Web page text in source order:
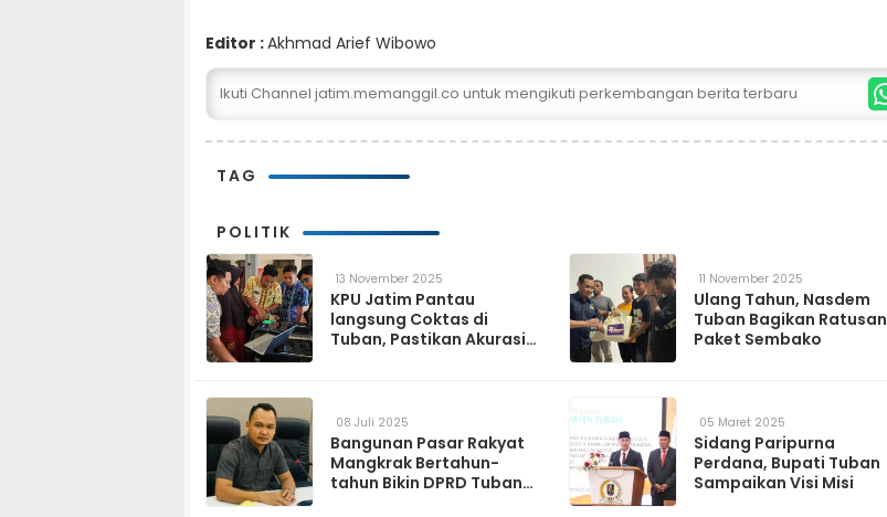
Editor :Akhmad Arief Wibowo
Ikuti Channel jatim.memanggil.co untuk mengikuti perkembangan berita terbaru
TAG
POLITIK
13 November 2025
KPU Jatim Pantau
langsung Coktas di
Tuban, Pastikan Akurasi
11 November 2025
Ulang Tahun, Nasdem
Tuban Bagikan Ratusan
Paket Sembako
08 Juli 2025
Bangunan Pasar Rakyat
Mangkrak Bertahun-
tahun Bikin DPRD Tuban
05 Maret 2025
Sidang Paripurna
Perdana, Bupati Tuban
Sampaikan Visi Misi